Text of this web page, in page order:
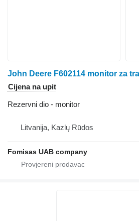
John Deere F602114 monitor za
Cijena na upit
Rezervni dio - monitor
Litvanija, Kazlų Rūdos
Fomisas UAB company